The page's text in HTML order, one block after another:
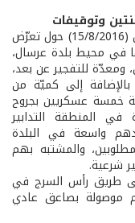
وتوقيفات
صدر عن قيادة الجيش – مديرية التوجيه بيان (15/8/2016) حول تعرّض
في محيط بلدة عرسال،
ومعدّة للتفجير عن بعد،
بالإضافة إلى كميّة من
خمسة عسكريين بجروح
المنطقة التدابير
دهم واسعة في البلدة
والمشتبه بهم
شرعية.
على طريق رأس السرج في
عبوة ناسفة زنة 400 غرام موصولة بصاعق عادي